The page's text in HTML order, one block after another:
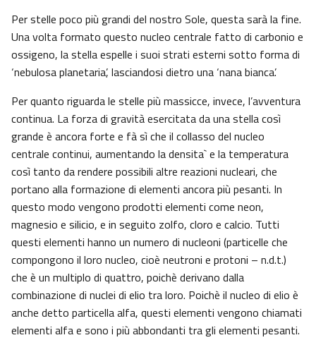
Per stelle poco più grandi del nostro Sole, questa sarà la fine.
Una volta formato questo nucleo centrale fatto di carbonio e
ossigeno, la stella espelle i suoi strati esterni sotto forma di
‘nebulosa planetaria’, lasciandosi dietro una ‘nana bianca’.
Per quanto riguarda le stelle più massicce, invece, l’avventura
continua. La forza di gravità esercitata da una stella così
grande è ancora forte e fà sì che il collasso del nucleo
centrale continui, aumentando la densita` e la temperatura
così tanto da rendere possibili altre reazioni nucleari, che
portano alla formazione di elementi ancora più pesanti. In
questo modo vengono prodotti elementi come neon,
magnesio e silicio, e in seguito zolfo, cloro e calcio. Tutti
questi elementi hanno un numero di nucleoni (particelle che
compongono il loro nucleo, cioè neutroni e protoni – n.d.t.)
che è un multiplo di quattro, poichè derivano dalla
combinazione di nuclei di elio tra loro. Poichè il nucleo di elio è
anche detto particella alfa, questi elementi vengono chiamati
elementi alfa e sono i più abbondanti tra gli elementi pesanti.